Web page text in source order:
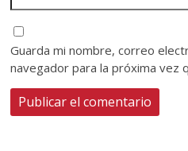
Guarda mi nombre, correo
navegador para la próxima vez